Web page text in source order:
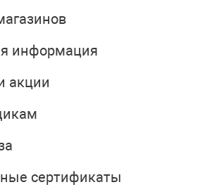
информация
акции
сертификаты